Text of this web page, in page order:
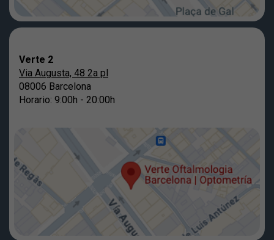
Verte 2
Via Augusta, 48 2a pl
08006 Barcelona
Horario: 9:00h - 20:00h